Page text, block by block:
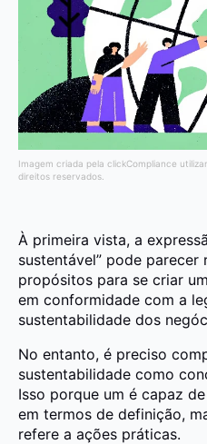
Imagem criada pela clickCompliance
direitos reservados.
À primeira vista, a
sustentável” pode
propósitos para se criar
em conformidade com a
sustentabilidade dos
No entanto, é preciso
sustentabilidade como
Isso porque um é capaz
em termos de definição,
refere a ações práticas.